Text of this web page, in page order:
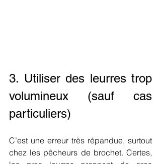
3. Utiliser des leurres trop
volumineux (sauf cas
particuliers)
C’est une erreur très répandue, surtout
chez les pêcheurs de brochet. Certes,